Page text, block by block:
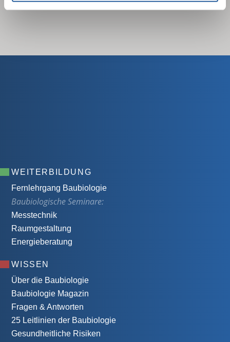
WEITERBILDUNG
Fernlehrgang Baubiologie
Baubiologische Seminare:
Messtechnik
Raumgestaltung
Energieberatung
WISSEN
Über die Baubiologie
Baubiologie Magazin
Fragen & Antworten
25 Leitlinien der Baubiologie
Gesundheitliche Risiken